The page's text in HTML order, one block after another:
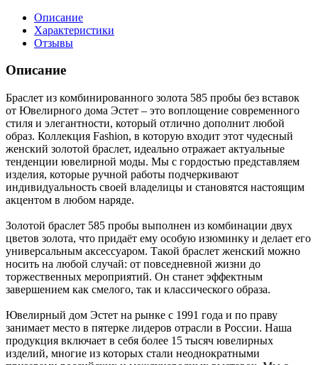
Описание
Характеристики
Отзывы
Описание
Браслет из комбинированного золота 585 пробы без вставок
от Ювелирного дома Эстет – это воплощение современного
стиля и элегантности, который отлично дополнит любой
образ. Коллекция Fashion, в которую входит этот чудесный
женский золотой браслет, идеально отражает актуальные
тенденции ювелирной моды. Мы с гордостью представляем
изделия, которые ручной работы подчеркивают
индивидуальность своей владелицы и становятся настоящим
акцентом в любом наряде.
Золотой браслет 585 пробы выполнен из комбинации двух
цветов золота, что придаёт ему особую изюминку и делает его
универсальным аксессуаром. Такой браслет женский можно
носить на любой случай: от повседневной жизни до
торжественных мероприятий. Он станет эффектным
завершением как смелого, так и классического образа.
Ювелирный дом Эстет на рынке с 1991 года и по праву
занимает место в пятерке лидеров отрасли в России. Наша
продукция включает в себя более 15 тысяч ювелирных
изделий, многие из которых стали неоднократными